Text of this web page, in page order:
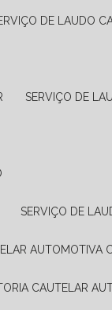
DE LAUDO
SERVIÇO DE
SERVIÇO DE
AUTOMOTIVA
CAUTELAR